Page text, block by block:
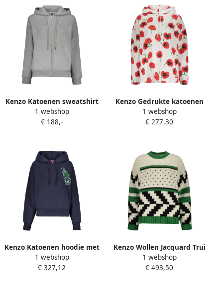
Kenzo Katoenen sweatshirt
met volledige rits en
capuchon Gray Dames
1 webshop
€ 188,-
Kenzo Gedrukte katoenen
hoodie met verstelbare
capuchon Multicolor Dames
1 webshop
€ 277,30
Kenzo Katoenen hoodie met
verstelbare capuchon en
geribde boorden Blue
1 webshop
€ 327,12
Kenzo Wollen Jacquard Trui
Geribbelde Kraag Randen
Multicolor Dames
1 webshop
€ 493,50